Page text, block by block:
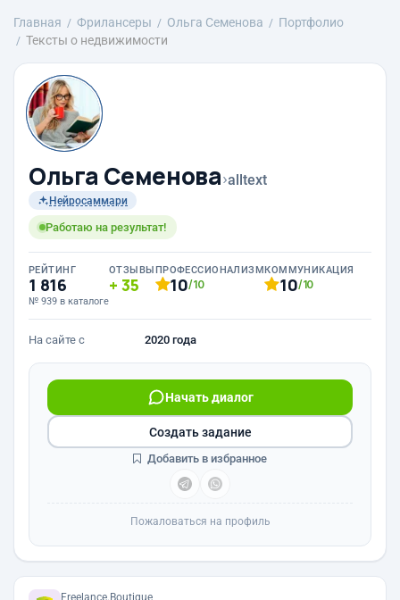
Главная Фрилансеры Ольга Семенова
Портфолио
Тексты о недвижимости
Ольга Семенова›alltext
Нейросаммари
Работаю на результат!
РЕЙТИНГ
1 816
№ 939 в каталоге
ОТЗЫВЫ
35
ПРОФЕССИОНАЛИЗМ
10/10
КОММУНИКАЦИЯ
10/10
На сайте с 2020 года
Начать диалог
Создать задание
Добавить в избранное
Пожаловаться на профиль
Freelance.Boutique